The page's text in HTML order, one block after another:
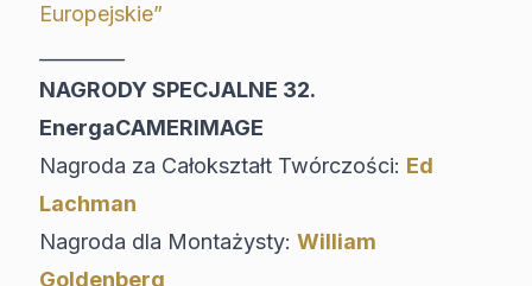
Europejskie”
_________
NAGRODY SPECJALNE 32.
EnergaCAMERIMAGE
Nagroda za Całokształt Twórczości: Ed
Lachman
Nagroda dla Montażysty: William
Goldenberg